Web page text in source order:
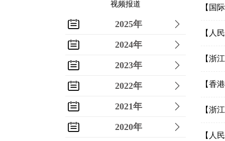
视频报道
2025年
2024年
2023年
2022年
2021年
2020年
【国
【人
【浙
【香
【浙
【人